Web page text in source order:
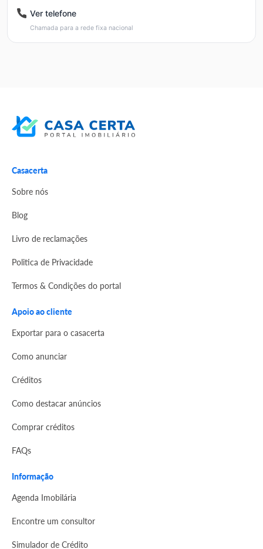
Ver telefone
Chamada para a rede fixa nacional
Casacerta
Sobre nós
Blog
Livro de reclamações
Politica de Privacidade
Termos & Condições do portal
Apoio ao cliente
Exportar para o casacerta
Como anunciar
Créditos
Como destacar anúncios
Comprar créditos
FAQs
Informação
Agenda Imobilária
Encontre um consultor
Simulador de Crédito